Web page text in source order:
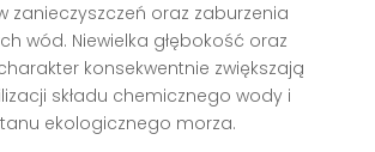
zanieczyszczeń oraz zaburzenia
wód. Niewielka głębokość oraz
konsekwentnie zwiększają
składu chemicznego wody i
ekologicznego morza.